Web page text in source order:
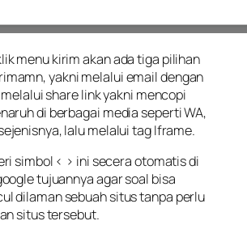
menu kirim akan ada tiga pilihan
yakni melalui email dengan
share link yakni mencopi
di berbagai media seperti WA,
lalu melalui tag Iframe.
simbol < > ini secera otomatis di
tujuannya agar soal bisa
dilaman sebuah situs tanpa perlu
situs tersebut.